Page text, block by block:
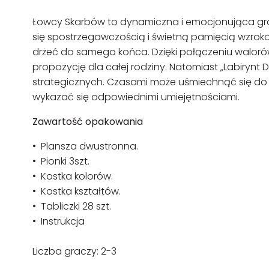
Łowcy Skarbów to dynamiczna i emocjonująca
się spostrzegawczością i świetną pamięcią
drżeć do samego końca. Dzięki połączeniu
propozycję dla całej rodziny. Natomiast
strategicznych. Czasami może uśmiechnąć się
wykazać się odpowiednimi umiejętnościami.
Zawartość opakowania
• Plansza dwustronna.
• Pionki 3szt.
• Kostka kolorów.
• Kostka kształtów.
• Tabliczki 28 szt.
• Instrukcja
Liczba graczy: 2-3